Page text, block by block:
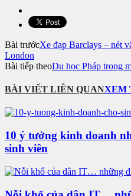
Bài trướcXe đạp Barclays – nét
London
Bài tiếp theoDu học Pháp trong
BÀI VIẾT LIÊN QUANXEM
10 ý tưởng kinh doanh
sinh viên